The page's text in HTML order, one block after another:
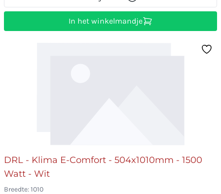
In het winkelmandje
DRL - Klima E-Comfort - 504x1010mm - 1500
Watt - Wit
Breedte: 1010